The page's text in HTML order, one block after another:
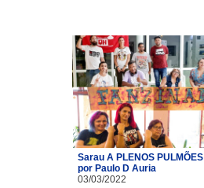
Sarau A PLENOS PULMÕES
por Paulo D Auria
03/03/2022